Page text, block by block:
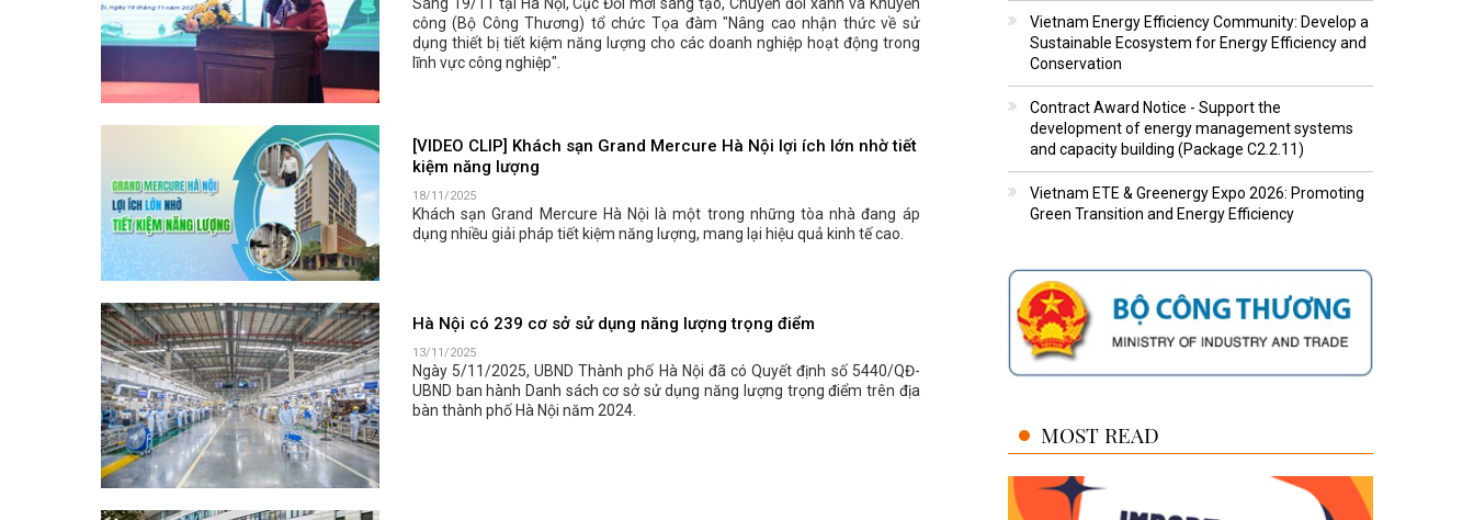
công (Bộ Công Thương) tổ chức Tọa đàm "Nâng cao nhận thức về sử
dụng thiết bị tiết kiệm năng lượng cho các doanh nghiệp hoạt động trong
lĩnh vực công nghiệp".
[VIDEO CLIP] Khách sạn Grand Mercure Hà Nội lợi ích lớn nhờ tiết
kiệm năng lượng
18/11/2025
Khách sạn Grand Mercure Hà Nội là một trong những tòa nhà đang áp
dụng nhiều giải pháp tiết kiệm năng lượng, mang lại hiệu quả kinh tế cao.
Hà Nội có 239 cơ sở sử dụng năng lượng trọng điểm
13/11/2025
Ngày 5/11/2025, UBND Thành phố Hà Nội đã có Quyết định số 5440/QĐ-
UBND ban hành Danh sách cơ sở sử dụng năng lượng trọng điểm trên địa
bàn thành phố Hà Nội năm 2024.
Vietnam Energy Efficiency Community: Develop a
Sustainable Ecosystem for Energy Efficiency and
Conservation
Contract Award Notice - Support the
development of energy management systems
and capacity building (Package C2.2.11)
Vietnam ETE & Greenergy Expo 2026: Promoting
Green Transition and Energy Efficiency
MOST READ